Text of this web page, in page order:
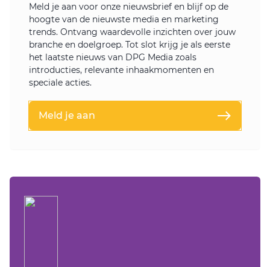
Meld je aan voor onze nieuwsbrief en blijf op de
hoogte van de nieuwste media en marketing
trends. Ontvang waardevolle inzichten over jouw
branche en doelgroep. Tot slot krijg je als eerste
het laatste nieuws van DPG Media zoals
introducties, relevante inhaakmomenten en
speciale acties.
Meld je aan